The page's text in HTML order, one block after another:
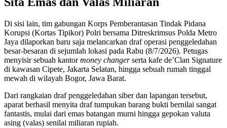
Di sisi lain, tim gabungan Korps Pemberantasan Tindak Pidana
Korupsi (Kortas Tipikor) Polri bersama Ditreskrimsus Polda Metro
Jaya dilaporkan baru saja melancarkan draf operasi penggeledahan
besar-besaran di sejumlah lokasi pada Rabu (8/7/2026). Petugas
menyisir sebuah kantormoney changerserta kafe de’Clan Signature
di kawasan Cipete, Jakarta Selatan, hingga sebuah rumah tinggal
mewah di wilayah Bogor, Jawa Barat.
Dari rangkaian draf penggeledahan siber dan lapangan tersebut,
aparat berhasil menyita draf tumpukan barang bukti bernilai sangat
fantastis, mulai dari emas batangan murni hingga gepokan valuta
asing (valas) senilai miliaran rupiah.